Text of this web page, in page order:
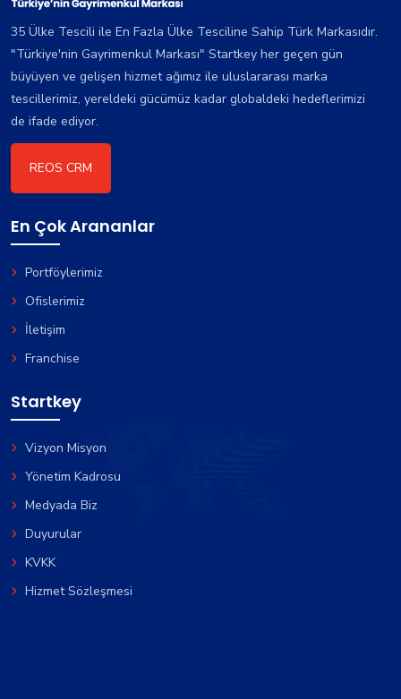
35 Ülke Tescili ile En Fazla Ülke Tesciline Sahip Türk Markasıdır.
"Türkiye'nin Gayrimenkul Markası" Startkey her geçen gün
büyüyen ve gelişen hizmet ağımız ile uluslararası marka
tescillerimiz, yereldeki gücümüz kadar globaldeki hedeflerimizi
de ifade ediyor.
REOS CRM
En Çok Arananlar
Portföylerimiz
Ofislerimiz
İletişim
Franchise
Startkey
Vizyon Misyon
Yönetim Kadrosu
Medyada Biz
Duyurular
KVKK
Hizmet Sözleşmesi